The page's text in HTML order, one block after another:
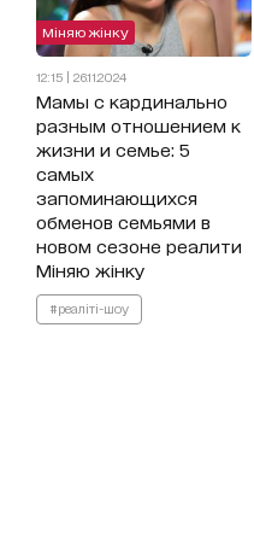
Міняю жінку
12:15 | 26.11.2024
Мамы с кардинально
разным отношением к
жизни и семье: 5
самых
запоминающихся
обменов семьями в
новом сезоне реалити
Міняю жінку
#реаліті-шоу